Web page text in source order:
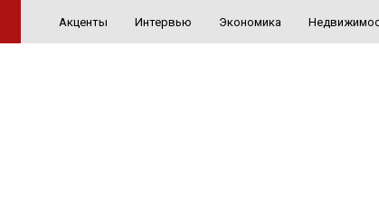
Акценты Интервью Экономика